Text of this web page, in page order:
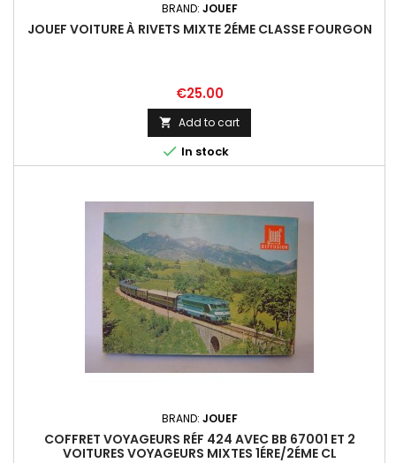
BRAND: JOUEF
JOUEF VOITURE À RIVETS MIXTE 2ÉME CLASSE FOURGON
Price
€25.00
 Add to cart
 In stock
BRAND: JOUEF
COFFRET VOYAGEURS RÉF 424 AVEC BB 67001 ET 2
VOITURES VOYAGEURS MIXTES 1ÉRE/2ÉME CL